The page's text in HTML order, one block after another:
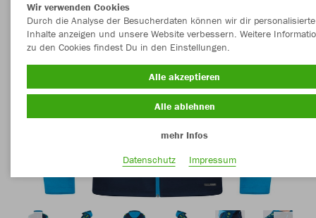
Wir verwenden Cookies
Durch die Analyse der Besucherdaten können wir dir personalisierte
Inhalte anzeigen und unsere Website verbessern. Weitere
zu den Cookies findest Du in den Einstellungen.
Alle akzeptieren
Alle ablehnen
mehr Infos
Datenschutz
Impressum